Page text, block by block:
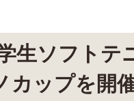
生ソフトテ
カップを開